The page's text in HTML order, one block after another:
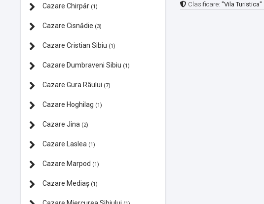
Cazare Chirpăr (1)
Cazare Cisnădie (3)
Cazare Cristian Sibiu (1)
Cazare Dumbraveni Sibiu (1)
Cazare Gura Râului (7)
Cazare Hoghilag (1)
Cazare Jina (2)
Cazare Laslea (1)
Cazare Marpod (1)
Cazare Mediaș (1)
Clasificare: "Vila Turistica"